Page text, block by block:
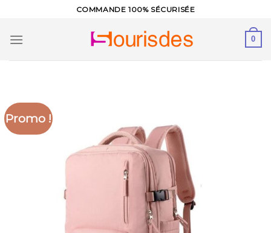
content
COMMANDE 100% SÉCURISÉE
0
Promo !